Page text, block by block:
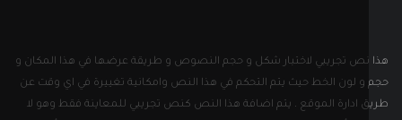
تجريبي لاختبار شكل و حجم النصوص و طريقة عرضها في هذا المكان و
لون الخط حيث يتم التحكم في هذا النص وامكانية تغييرة في اي وقت عن
ادارة الموقع . يتم اضافة هذا النص كنص تجريبي للمعاينة فقط وهو لا